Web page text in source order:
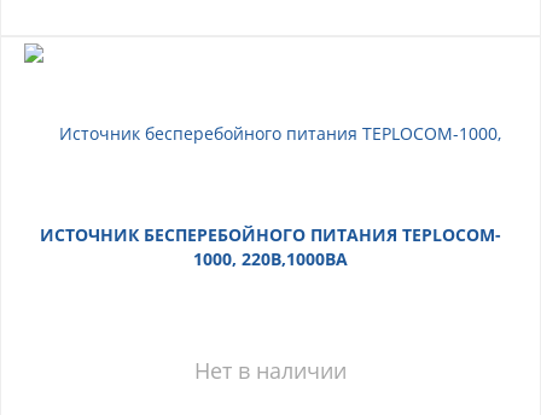
ИСТОЧНИК БЕСПЕРЕБОЙНОГО ПИТАНИЯ TEPLOCOM-
1000, 220B,1000BA
Нет в наличии